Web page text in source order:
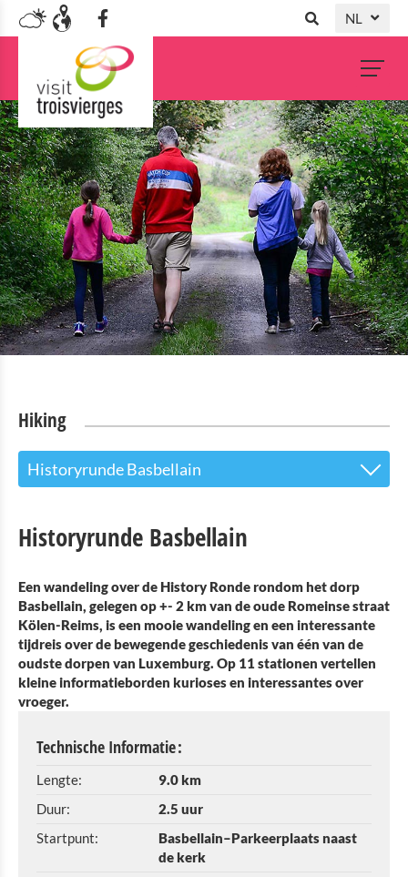
NL
FR
EN
Hiking
Historyrunde Basbellain
Basbellain"
lokale wandelroute TV 1
Wandelroute TV2
Wandelroute TV3
Vluchthelpersroute
Naturleerpad „Cornelysmillen“
Franziskuswandelroute 7 km
Historyrunde Basbellain
Een wandeling over de History Ronde rondom het dorp
Basbellain, gelegen op +- 2 km van de oude Romeinse straat
Kölen-Reims, is een mooie wandeling en een interessante
tijdreis over de bewegende geschiedenis van één van de
oudste dorpen van Luxemburg. Op 11 stationen vertellen
kleine informatieborden kurioses en interessantes over
vroeger.
Technische Informatie :
Lengte:
9.0 km
Duur:
2.5 uur
Startpunt:
Basbellain–Parkeerplaats naast
de kerk